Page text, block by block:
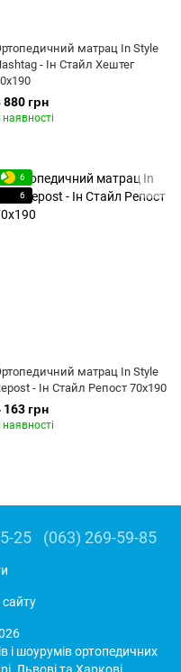
матрац In Style
- Ін Стайл Хештег
880 грн
наявності
6
6
матрац In Style
- Ін Стайл Репост 70x190
163 грн
наявності
25 (063) 269-59-85
сайту
і шоурумів ортопедичних